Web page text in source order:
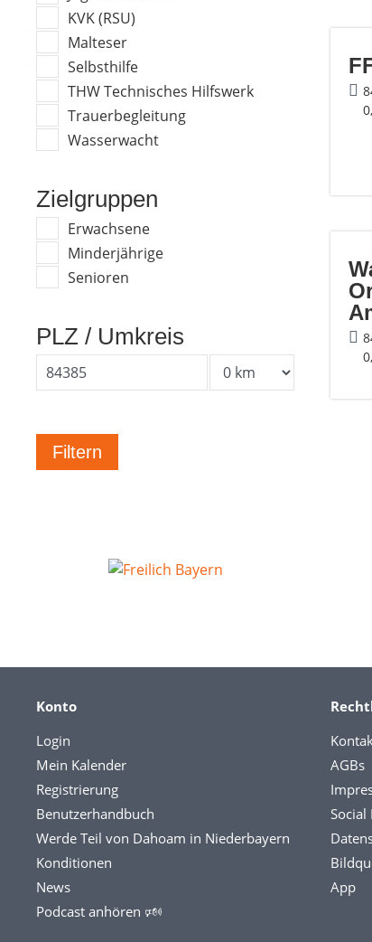
KVK (RSU)
Malteser
Selbsthilfe
THW Technisches Hilfswerk
Trauerbegleitung
Wasserwacht
Zielgruppen
Erwachsene
Minderjährige
Senioren
PLZ / Umkreis
Konto
Login
Mein Kalender
Registrierung
Benutzerhandbuch
Werde Teil von Dahoam in Niederbayern
Konditionen
News
Podcast anhören 🕬
AGBs
Social
App